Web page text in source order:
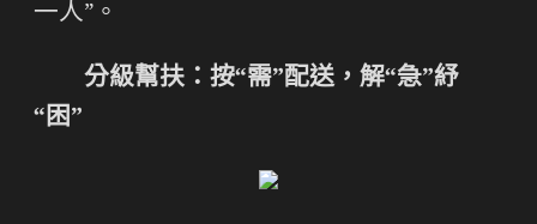
一人”。
分級幫扶：按“需”配送，解“急”紓
“困”